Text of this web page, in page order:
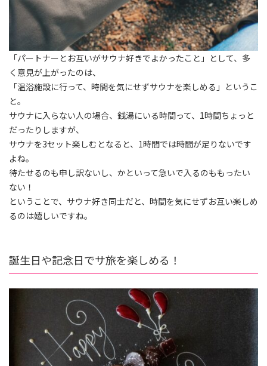
「パートナーとお互いがサウナ好きでよかったこと」として、多
く意見が上がったのは、
「温浴施設に行って、時間を気にせずサウナを楽しめる」というこ
と。
サウナに入らない人の場合、銭湯にいる時間って、1時間ちょっと
だったりしますが、
サウナを3セット楽しむとなると、1時間では時間が足りないです
よね。
待たせるのも申し訳ないし、かといって急いで入るのももったい
ない！
ということで、サウナ好き同士だと、時間を気にせずお互い楽しめ
るのは嬉しいですね。
誕生日や記念日でサ旅を楽しめる！